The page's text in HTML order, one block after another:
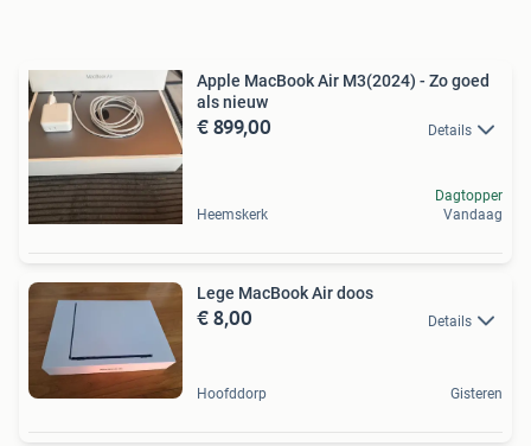
Apple MacBook Air M3(2024) - Zo goed
als nieuw
€ 899,00 Details
Heemskerk
Dagtopper
Vandaag
Lege MacBook Air doos
€ 8,00 Details
Hoofddorp Gisteren